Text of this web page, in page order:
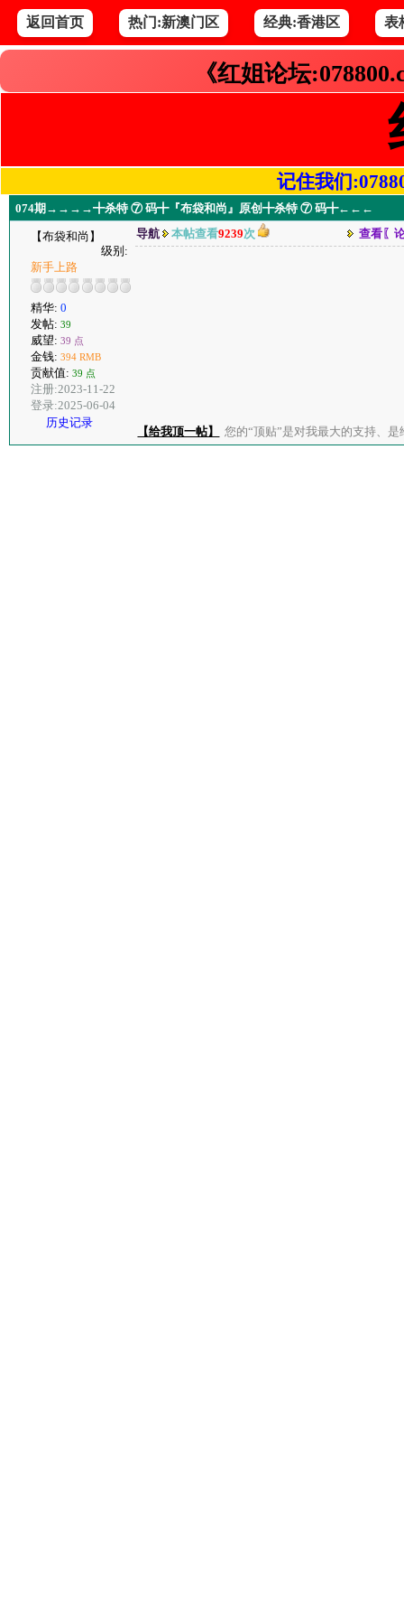
返回首页 热门:新澳门区 经典:香港区 表
《红姐论坛
记住我们
074期→→→→╋杀特 ⑦ 码╋『布袋和尚』原创╋杀特 ⑦ 码╋←←←
【布袋和尚】
级别:
新手上路
精华: 0
发帖: 39
威望: 39 点
金钱: 394 RMB
贡献值: 39 点
注册:2023-11-22
登录:2025-06-04
历史记录
导航 本帖查看9239次 查看〖
【给我顶一帖】 您的“顶贴”是对我最大的支持、